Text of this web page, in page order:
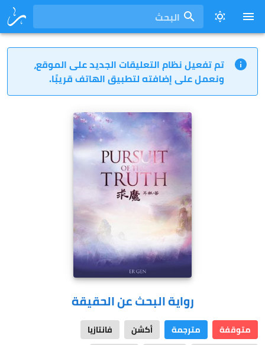
البحث
تم تفعيل نظام التعليقات الجديد على الموقع،
ونعمل على إضافته لتطبيق الهاتف قريبًا.
رواية البحث عن الحقيقة
متوقفة مترجمة أكشن
فانتازيا